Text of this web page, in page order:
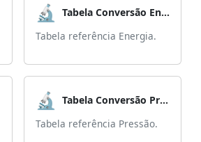
🔬
Tabela Conversão Energia
Tabela referência Energia.
🔬
Tabela Conversão Pressão
Tabela referência Pressão.